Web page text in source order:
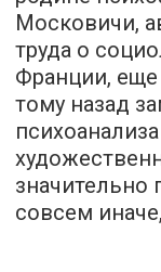
Московичи,
труда о
Франции, еще
тому назад
значительно
совсем